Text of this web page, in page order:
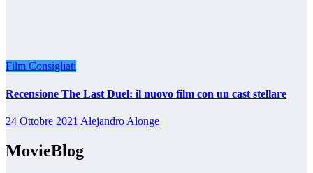
Film Consigliati
Recensione The Last Duel: il nuovo film con un cast stellare
24 Ottobre 2021 Alejandro Alonge
MovieBlog